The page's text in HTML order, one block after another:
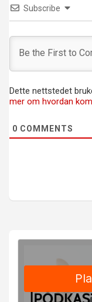
Subscribe
Dette nettstedet
mer om hvordan
0 COMMENTS